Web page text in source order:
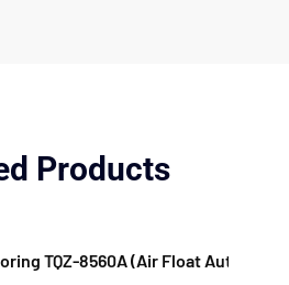
Products
TQZ-8560A (Air Float Auto-